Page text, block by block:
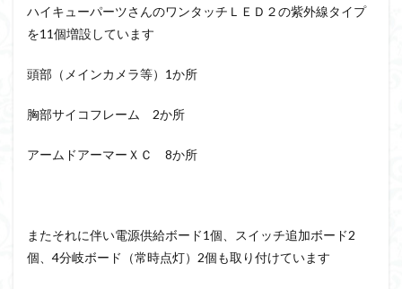
ハイキューパーツさんのワンタッチＬＥＤ２の紫外線タイプ
を11個増設しています
頭部（メインカメラ等）1か所
胸部サイコフレーム 2か所
アームドアーマーＸＣ 8か所
またそれに伴い電源供給ボード1個、スイッチ追加ボード2
個、4分岐ボード（常時点灯）2個も取り付けています